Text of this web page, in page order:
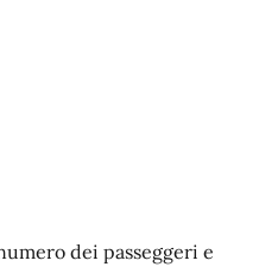
dei passeggeri e